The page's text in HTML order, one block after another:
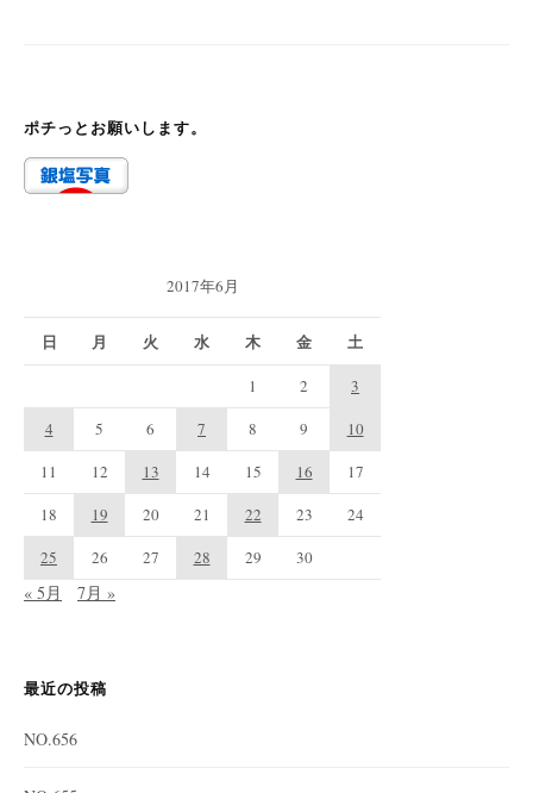
ポチっとお願いします。
2017年6月
日 月 火 水 木 金 土
1 2
3
4
5 6 7 8 9
10
11
12 13 14 15 16
17
18
19 20 21 22 23
24
25
26 27 28 29 30
« 5月 7月 »
最近の投稿
NO.656